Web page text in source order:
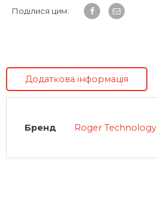
Поділися цим:
Додаткова інформація
Бренд Roger Technology